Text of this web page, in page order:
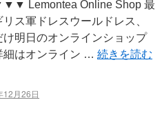
Online Shop 最
ス軍ドレスウールドレス、
明日のオンラインショップ
細はオンライン … 続きを読む
12月26日